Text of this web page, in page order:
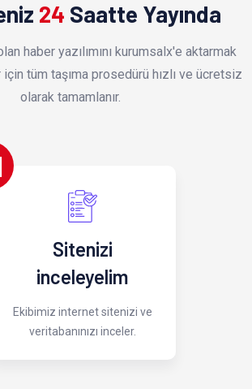
24 Saatte Yayında
haber yazılımını kurumsalx'e aktarmak
tüm taşıma prosedürü hızlı ve ücretsiz
olarak tamamlanır.
Sitenizi
inceleyelim
Ekibimiz internet sitenizi ve
veritabanınızı inceler.